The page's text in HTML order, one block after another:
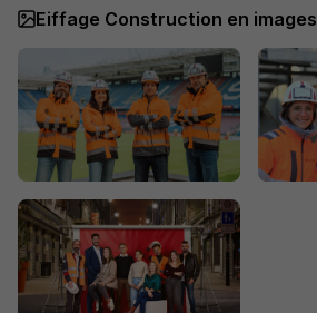
Eiffage Construction en images